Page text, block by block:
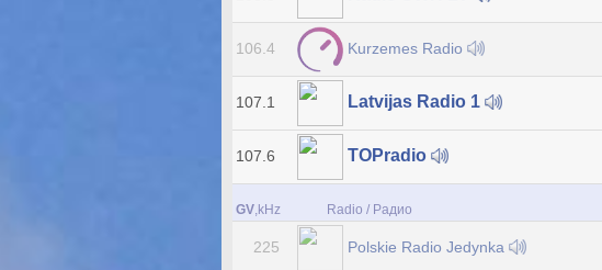
106.4 Kurzemes Radio
107.1 Latvijas Radio 1
107.6 TOPradio
GV,kHz Radio / Радио
225 Polskie Radio Jedynka